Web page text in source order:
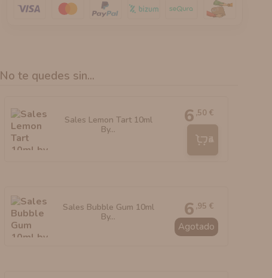
No te quedes sin...
Sales Lemon Tart 10ml
By...
6 ,50 €
Añadir
Sales Bubble Gum 10ml
By...
6 ,95 €
Agotado